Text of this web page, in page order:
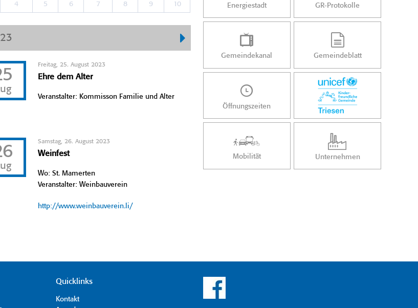
4 5 6 7 8 9 10
Freitag, 25. August 2023
Ehre dem Alter
Veranstalter: Kommisson Familie und Alter
Samstag, 26. August 2023
Weinfest
Wo: St. Mamerten
Veranstalter: Weinbauverein
http://www.weinbauverein.li/
Energiestadt GR-Protokolle
Gemeindekanal Gemeindeblatt
Öffnungszeiten
Mobilität Unternehmen
Quicklinks
Kontakt